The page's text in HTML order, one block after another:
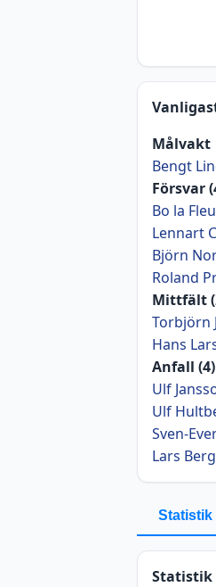
Målvakt
Bengt
Försvar
Bo la
Lennart
Björn
Roland
Mittfält
Torbjörn
Hans
Anfall (4)
Ulf
Ulf
Sven-
Lars
Statistik
Statistik